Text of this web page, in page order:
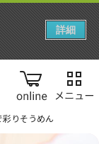
online
彩りそうめん
詳細